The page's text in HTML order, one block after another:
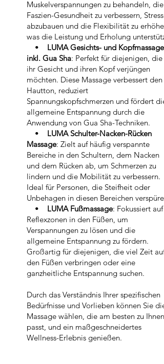
Muskelverspannungen zu behandeln, die
Faszien-Gesundheit zu verbessern, Stress
abzubauen und die Flexibilität zu
was die Leistung und Erholung
• LUMA Gesichts- und Kopfmassage
inkl. Gua Sha: Perfekt für diejenigen, die
ihr Gesicht und ihren Kopf verjüngen
möchten. Diese Massage verbessert den
Hautton, reduziert
Spannungskopfschmerzen und fördert die
allgemeine Entspannung durch die
Anwendung von Gua Sha-Techniken.
• LUMA Schulter-Nacken-Rücken
Massage: Zielt auf häufig verspannte
Bereiche in den Schultern, dem Nacken
und dem Rücken ab, um Schmerzen zu
lindern und die Mobilität zu verbessern.
Ideal für Personen, die Steifheit oder
Unbehagen in diesen Bereichen
• LUMA Fußmassage: Fokussiert auf
Reflexzonen in den Füßen, um
Verspannungen zu lösen und die
allgemeine Entspannung zu fördern.
Großartig für diejenigen, die viel Zeit auf
den Füßen verbringen oder eine
ganzheitliche Entspannung suchen.
Durch das Verständnis Ihrer spezifischen
Bedürfnisse und Vorlieben können Sie die
Massage wählen, die am besten zu Ihnen
passt, und ein maßgeschneidertes
Wellness-Erlebnis genießen.